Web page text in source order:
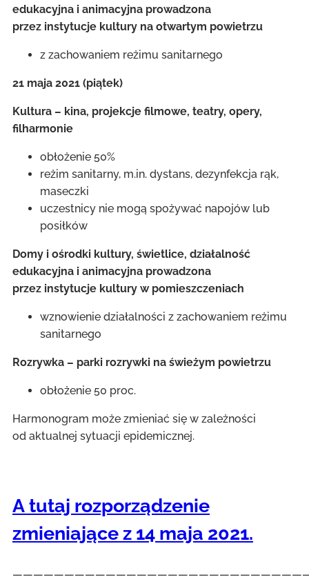
edukacyjna i animacyjna prowadzona
przez instytucje kultury na otwartym powietrzu
z zachowaniem reżimu sanitarnego
21 maja 2021 (piątek)
Kultura – kina, projekcje filmowe, teatry, opery,
filharmonie
obłożenie 50%
reżim sanitarny, m.in. dystans, dezynfekcja rąk,
maseczki
uczestnicy nie mogą spożywać napojów lub
posiłków
Domy i ośrodki kultury, świetlice, działalność
edukacyjna i animacyjna prowadzona
przez instytucje kultury w pomieszczeniach
wznowienie działalności z zachowaniem reżimu
sanitarnego
Rozrywka – parki rozrywki na świeżym powietrzu
obłożenie 50 proc.
Harmonogram może zmieniać się w zależności
od aktualnej sytuacji epidemicznej.
A tutaj rozporządzenie
zmieniające z 14 maja 2021.